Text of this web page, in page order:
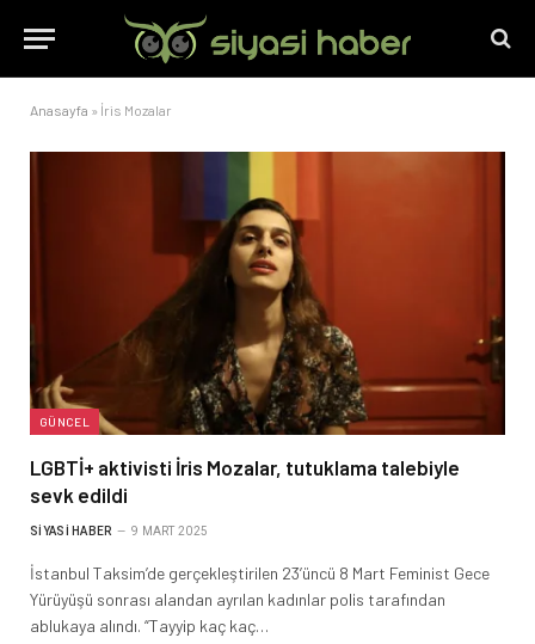
Anasayfa » İris Mozalar
GÜNCEL
LGBTİ+ aktivisti İris Mozalar, tutuklama talebiyle
sevk edildi
SIYASI HABER 9 MART 2025
İstanbul Taksim’de gerçekleştirilen 23’üncü 8 Mart Feminist Gece
Yürüyüşü sonrası alandan ayrılan kadınlar polis tarafından
ablukaya alındı. “Tayyip kaç kaç…